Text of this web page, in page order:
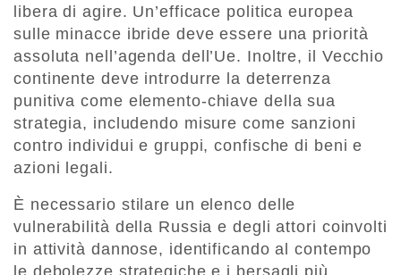
libera di agire. Un’efficace politica europea
sulle minacce ibride deve essere una priorità
assoluta nell’agenda dell’Ue. Inoltre, il Vecchio
continente deve introdurre la deterrenza
punitiva come elemento-chiave della sua
strategia, includendo misure come sanzioni
contro individui e gruppi, confische di beni e
azioni legali.
È necessario stilare un elenco delle
vulnerabilità della Russia e degli attori coinvolti
in attività dannose, identificando al contempo